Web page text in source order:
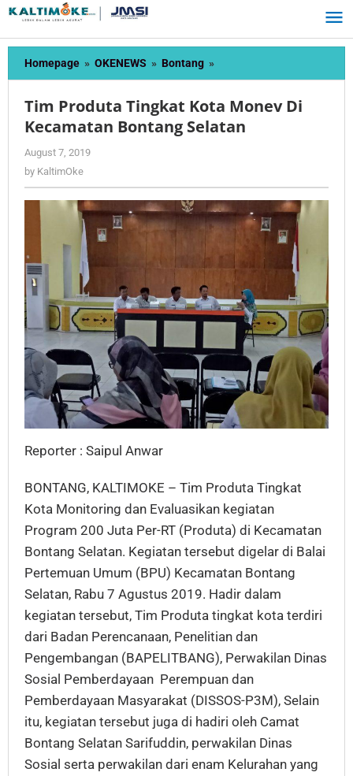
Skip
content
Homepage » OKENEWS » Bontang »
Produta
Kota
Monev
Tim Produta Tingkat Kota Monev Di
Kecamatan Bontang Selatan
August 7, 2019
by KaltimOke
Reporter : Saipul Anwar
BONTANG, KALTIMOKE – Tim Produta Tingkat
Kota Monitoring dan Evaluasikan kegiatan
Program 200 Juta Per-RT (Produta) di Kecamatan
Bontang Selatan. Kegiatan tersebut digelar di Balai
Pertemuan Umum (BPU) Kecamatan Bontang
Selatan, Rabu 7 Agustus 2019. Hadir dalam
kegiatan tersebut, Tim Produta tingkat kota terdiri
dari Badan Perencanaan, Penelitian dan
Pengembangan (BAPELITBANG), Perwakilan Dinas
Sosial Pemberdayaan Perempuan dan
Pemberdayaan Masyarakat (DISSOS-P3M), Selain
itu, kegiatan tersebut juga di hadiri oleh Camat
Bontang Selatan Sarifuddin, perwakilan Dinas
Sosial serta perwakilan dari enam Kelurahan yang